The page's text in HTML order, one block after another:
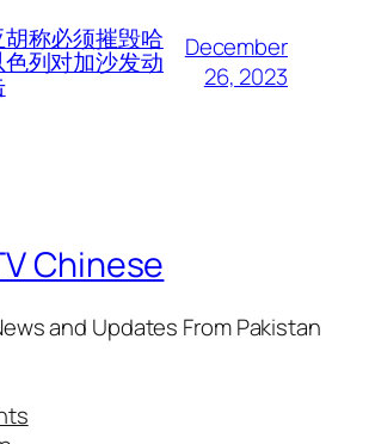
称必须摧毁哈
列对加沙发动
December
26, 2023
Chinese
and Updates From Pakistan